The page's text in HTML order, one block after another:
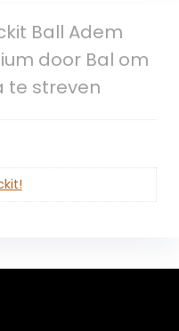
Ball Adem
door Bal om
te streven